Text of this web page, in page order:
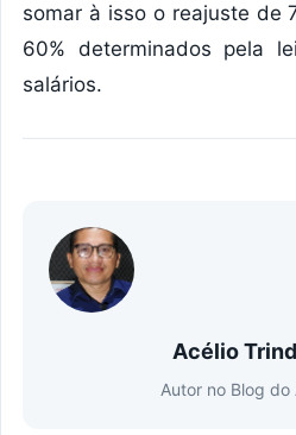
somar à isso o reajuste de
60% determinados pela
salários.
Acélio
Autor no Blog do